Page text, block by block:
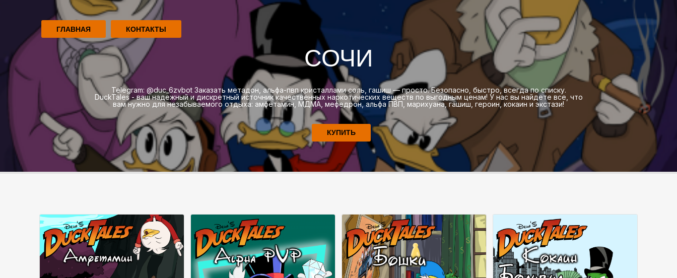
ГЛАВНАЯ КОНТАКТЫ
СОЧИ
Telegram: @duc_6zvbot Заказать метадон, альфа-пвп кристаллами соль, гашиш — просто. Безопасно, быстро, всегда по списку.
DuckTales - ваш надежный и дискретный источник качественных наркотических веществ по выгодным ценам! У нас вы найдете все, что
вам нужно для незабываемого отдыха: амфетамин, МДМА, мефедрон, альфа ПВП, марихуана, гашиш, героин, кокаин и экстази!
КУПИТЬ